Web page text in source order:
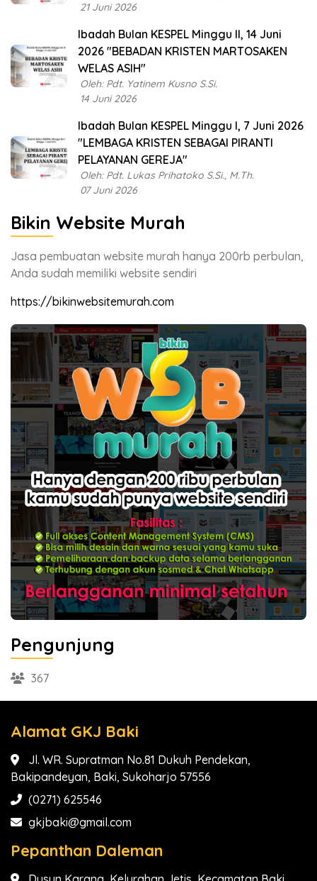
21 Juni 2026
Ibadah Bulan KESPEL Minggu II, 14 Juni
2026 "BEBADAN KRISTEN MARTOSAKEN
WELAS ASIH"
Oleh: Pdt. Yatinem Kusno S.Si.
14 Juni 2026
Ibadah Bulan KESPEL Minggu I, 7 Juni 2026
"LEMBAGA KRISTEN SEBAGAI PIRANTI
PELAYANAN GEREJA"
Oleh: Pdt. Lukas Prihatoko S.Si., M.Th.
07 Juni 2026
Bikin Website Murah
Jasa pembuatan website murah hanya 200rb perbulan,
Anda sudah memiliki website sendiri
https://bikinwebsitemurah.com
Pengunjung
367
Alamat GKJ Baki
Jl. WR. Supratman No.81 Dukuh Pendekan,
Bakipandeyan, Baki, Sukoharjo 57556
(0271) 625546
gkjbaki@gmail.com
Pepanthan Daleman